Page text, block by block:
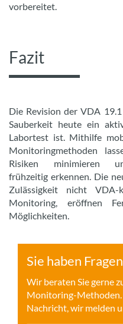
vorbereitet.
Fazit
Die Revision der VDA
Sauberkeit heute ein
Labortest ist. Mithilfe
Monitoringmethoden
Risiken minimieren
frühzeitig erkennen. Die
Zulässigkeit nicht
Monitoring, eröffnen
Möglichkeiten.
Sie haben
Wir beraten Sie gerne
Monitoring-Methoden.
Nachricht, wir melden